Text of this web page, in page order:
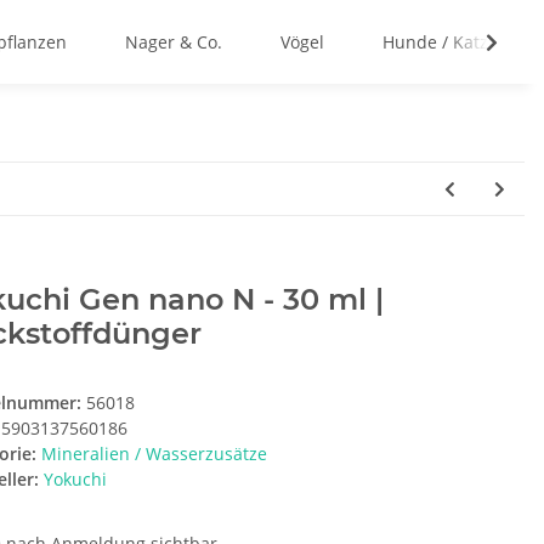
Nager & Co. Vögel Hunde / Katzen
Gen nano N - 30 ml |
56018
5903137560186
Mineralien / Wasserzusätze
Yokuchi